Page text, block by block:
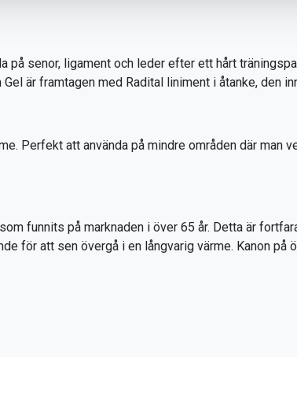
på senor, ligament och leder efter ett hårt
är framtagen med Radital liniment i åtanke, den
Perfekt att använda på mindre områden där man
funnits på marknaden i över 65 år. Detta är
för att sen övergå i en långvarig värme. Kanon på